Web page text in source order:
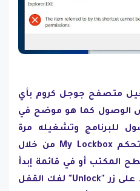
متصفح جوجل كروم بأي
الوصول كما هو موضح في
للبرنامج وتشغيله مرة
أخرى، عليك بفتح واجهة تحكم My Lockbox من خلال
المكتب أو في قائمة إبدأ
وكتابة كلمة السر والضغط على زر "Unlock" لفك القفل